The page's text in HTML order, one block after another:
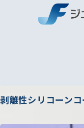
剥離性シリコーン